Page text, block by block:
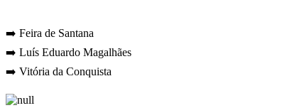
➡️ Feira de Santana
➡️ Luís Eduardo Magalhães
➡️ Vitória da Conquista